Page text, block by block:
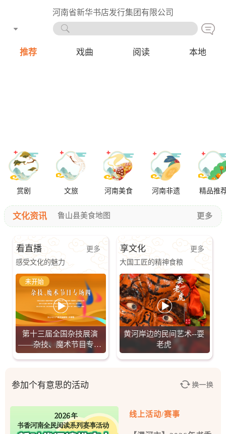
河南省新华书店发行集团有限公司
推荐 戏曲 阅读 本地
赏剧 文旅 河南美食 河南非遗 精品推
文化资讯
鲁山县美食地图
鲁山县“发现鲁山·分享美好”文旅推...
更多
看直播
感受文化的魅力
更多
第十三届全国杂技展演
——杂技、魔术节目专场
四
享文化
大国工匠的精神食粮
更多
黄河岸边的民间艺术--耍
老虎
参加个有意思的活动
线上活动/赛事